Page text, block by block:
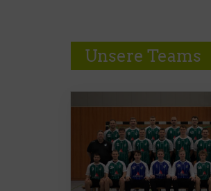
Unsere Teams